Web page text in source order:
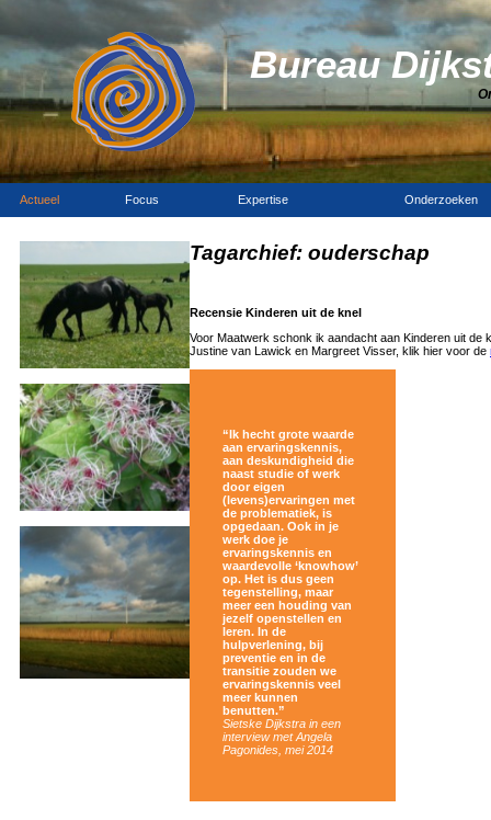
Bureau
Actueel Focus Expertise Onderzoeken
Tagarchief: ouderschap
Recensie Kinderen uit de knel
Voor Maatwerk schonk ik aandacht aan Kinderen uit
Justine van Lawick en Margreet Visser, klik hier voor de
“Ik hecht grote waarde
aan ervaringskennis,
aan deskundigheid die
naast studie of werk
door eigen
(levens)ervaringen met
de problematiek, is
opgedaan. Ook in je
werk doe je
ervaringskennis en
waardevolle ‘knowhow’
op. Het is dus geen
tegenstelling, maar
meer een houding van
jezelf openstellen en
leren. In de
hulpverlening, bij
preventie en in de
transitie zouden we
ervaringskennis veel
meer kunnen
benutten.”
Sietske Dijkstra in een
interview met Angela
Pagonides, mei 2014